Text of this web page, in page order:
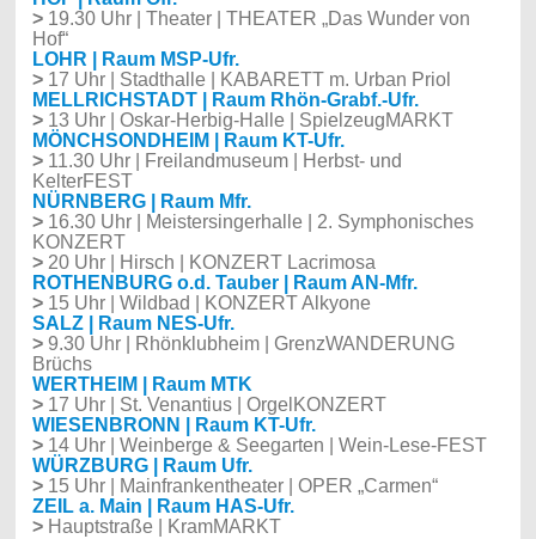
>19.30 Uhr | Theater | THEATER „Das Wunder von
Hof“
LOHR | Raum MSP-Ufr.
>17 Uhr | Stadthalle | KABARETT m. Urban Priol
MELLRICHSTADT | Raum Rhön-Grabf.-Ufr.
>13 Uhr | Oskar-Herbig-Halle | SpielzeugMARKT
MÖNCHSONDHEIM | Raum KT-Ufr.
>11.30 Uhr | Freilandmuseum | Herbst- und
KelterFEST
NÜRNBERG | Raum Mfr.
>16.30 Uhr | Meistersingerhalle | 2. Symphonisches
KONZERT
>20 Uhr | Hirsch | KONZERT Lacrimosa
ROTHENBURG o.d. Tauber | Raum AN-Mfr.
>15 Uhr | Wildbad | KONZERT Alkyone
SALZ | Raum NES-Ufr.
>9.30 Uhr | Rhönklubheim | GrenzWANDERUNG
Brüchs
WERTHEIM | Raum MTK
>17 Uhr | St. Venantius | OrgelKONZERT
WIESENBRONN | Raum KT-Ufr.
>14 Uhr | Weinberge & Seegarten | Wein-Lese-FEST
WÜRZBURG | Raum Ufr.
>15 Uhr | Mainfrankentheater | OPER „Carmen“
ZEIL a. Main | Raum HAS-Ufr.
>Hauptstraße | KramMARKT